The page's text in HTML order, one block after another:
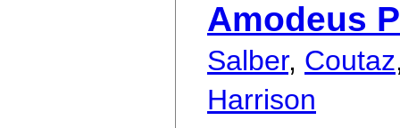
Amodeus
Salber, Coutaz
Harrison